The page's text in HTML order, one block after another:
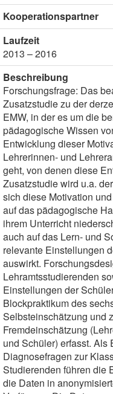
Kooperationspartner
Laufzeit
2013 – 2016
Beschreibung
Forschungsfrage: Das
Zusatzstudie zu der
EMW, in der es um die
pädagogische Wissen
Entwicklung dieser
Lehrerinnen- und
geht, von denen diese
Zusatzstudie wird u.a.
sich diese Motivation
auf das pädagogische
ihrem Unterricht
auch auf das Lern- und
relevante Einstellungen
auswirkt.
Lehramtsstudierenden
Einstellungen der
Blockpraktikum des
Selbsteinschätzung und
Fremdeinschätzung
und Schüler) erfasst. Als
Diagnosefragen zur
Studierenden führen die
die Daten in